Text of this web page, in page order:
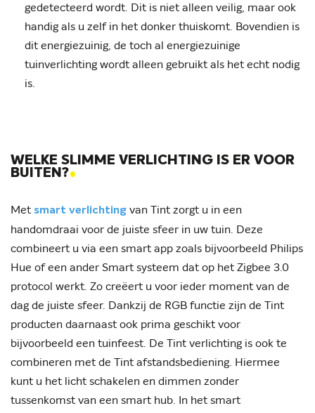
gedetecteerd wordt. Dit is niet alleen veilig, maar ook
handig als u zelf in het donker thuiskomt. Bovendien is
dit energiezuinig, de toch al energiezuinige
tuinverlichting wordt alleen gebruikt als het echt nodig
is.
WELKE SLIMME VERLICHTING IS ER VOOR
BUITEN?.
Met smart verlichting van Tint zorgt u in een
handomdraai voor de juiste sfeer in uw tuin. Deze
combineert u via een smart app zoals bijvoorbeeld Philips
Hue of een ander Smart systeem dat op het Zigbee 3.0
protocol werkt. Zo creëert u voor ieder moment van de
dag de juiste sfeer. Dankzij de RGB functie zijn de Tint
producten daarnaast ook prima geschikt voor
bijvoorbeeld een tuinfeest. De Tint verlichting is ook te
combineren met de Tint afstandsbediening. Hiermee
kunt u het licht schakelen en dimmen zonder
tussenkomst van een smart hub. In het smart